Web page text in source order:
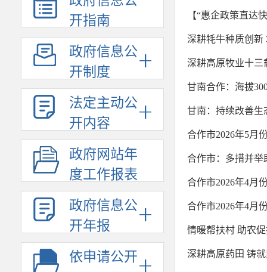
开指南
政府信息公
开制度
法定主动公
开内容
政府网站年
度工作报表
政府信息公
开年报
依申请公开
【“惠企政策直达
深耕牦牛种质创新
深耕高原牧业十三
甘南合作：海拔
甘南：持续改善生
合作市2026年5月
合作市：多措并举
合作市2026年4月
合作市2026年4月
情暖帮扶村 助农
深耕高原药田 铸